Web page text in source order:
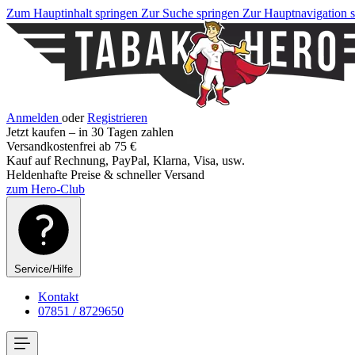
Zum Hauptinhalt springen Zur Suche springen Zur Hauptnavigation
Anmelden oder Registrieren
Jetzt kaufen – in 30 Tagen zahlen
Versandkostenfrei ab 75 €
Kauf auf Rechnung, PayPal, Klarna, Visa, usw.
Heldenhafte Preise & schneller Versand
zum Hero-Club
Service/Hilfe
Kontakt
07851 / 8729650